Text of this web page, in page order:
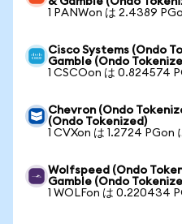
1 PANWon は 2.4389
Cisco Systems (Ondo
Gamble (Ondo
1 CSCOon は 0.824574
Chevron (Ondo
(Ondo Tokenized)
1 CVXon は 1.2724 PGon
Wolfspeed (Ondo
Gamble (Ondo
1 WOLFon は 0.220434